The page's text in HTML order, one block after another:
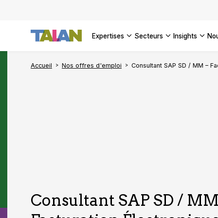
expertises secteurs insights
Accueil Nos offres d'emploi Consultant SAP SD / MM –
Consultant SAP SD /